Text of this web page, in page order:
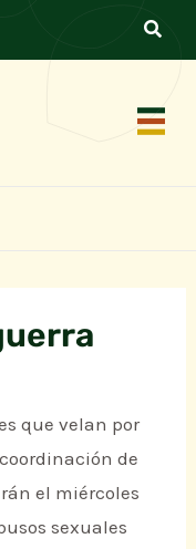
que velan por
de
el miércoles
sexuales